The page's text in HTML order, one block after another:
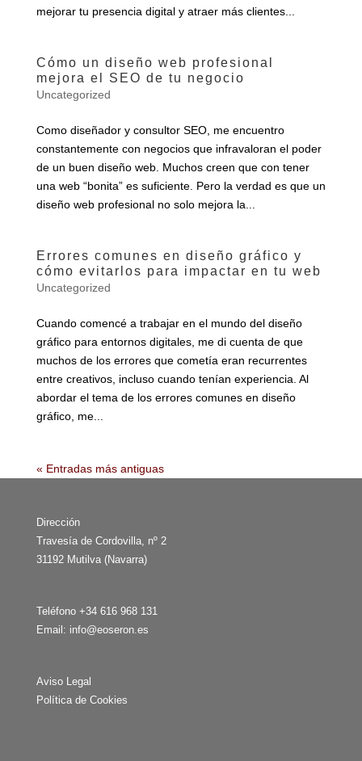
mejorar tu presencia digital y atraer más clientes...
Cómo un diseño web profesional
mejora el SEO de tu negocio
Uncategorized
Como diseñador y consultor SEO, me encuentro
constantemente con negocios que infravaloran el poder
de un buen diseño web. Muchos creen que con tener
una web “bonita” es suficiente. Pero la verdad es que un
diseño web profesional no solo mejora la...
Errores comunes en diseño gráfico y
cómo evitarlos para impactar en tu web
Uncategorized
Cuando comencé a trabajar en el mundo del diseño
gráfico para entornos digitales, me di cuenta de que
muchos de los errores que cometía eran recurrentes
entre creativos, incluso cuando tenían experiencia. Al
abordar el tema de los errores comunes en diseño
gráfico, me...
« Entradas más antiguas
Dirección
Travesía de Cordovilla, nº 2
31192 Mutilva (Navarra)
Teléfono +34 616 968 131
Email: info@eoseron.es
Aviso Legal
Política de Cookies